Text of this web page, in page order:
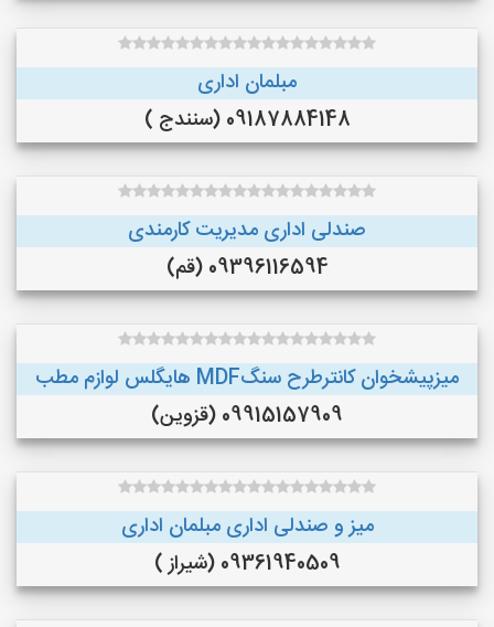
مبلمان اداری
09187884148 (سنندج )
صندلی اداری مدیریت کارمندی
09396116594 (قم)
میزپیشخوان کانترطرح سنگMDF هایگلس لوازم مطب
09915157909 (قزوین)
میز و صندلی اداری مبلمان اداری
09361940509 (شیراز )